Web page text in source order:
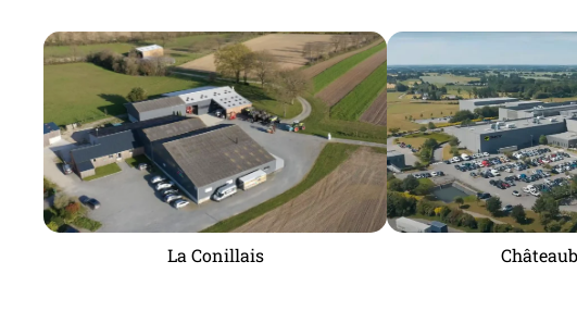
La Conillais